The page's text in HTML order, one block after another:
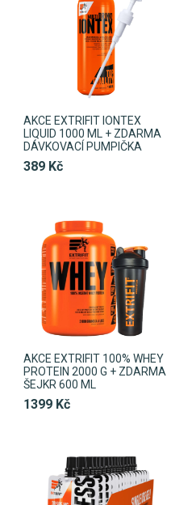
AKCE EXTRIFIT IONTEX
LIQUID 1000 ML + ZDARMA
DÁVKOVACÍ PUMPIČKA
389 Kč
AKCE EXTRIFIT 100% WHEY
PROTEIN 2000 G + ZDARMA
ŠEJKR 600 ML
1399 Kč